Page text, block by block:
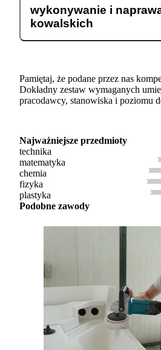
wykonywanie i
kowalskich
Pamiętaj, że podane przez nas
Dokładny zestaw wymaganych
pracodawcy, stanowiska i poziomu
Najważniejsze przedmioty
technika
matematyka
chemia
fizyka
plastyka
Podobne zawody